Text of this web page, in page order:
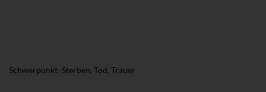
Schwerpunkt: Sterben, Tod, Trauer